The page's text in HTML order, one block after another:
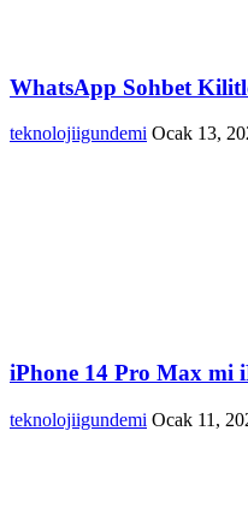
WhatsApp Sohbet
teknolojiigundemi Ocak 13,
iPhone 14 Pro Max mi
teknolojiigundemi Ocak 11,